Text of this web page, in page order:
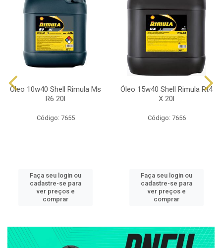
Óleo 10w40 Shell Rimula Ms
R6 20l
Código: 7655
Faça seu login ou
cadastre-se para
ver preços e
comprar
Óleo 15w40 Shell Rimula Rt4
X 20l
Código: 7656
Faça seu login ou
cadastre-se para
ver preços e
comprar